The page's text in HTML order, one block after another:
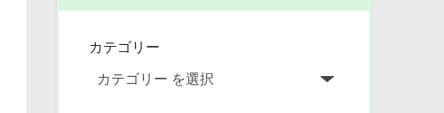
カテゴリー